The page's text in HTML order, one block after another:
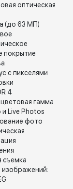
оптическая
(до 63 МП)
покрытие
с пикселями
4
гамма
Live Photos
фото
съемка